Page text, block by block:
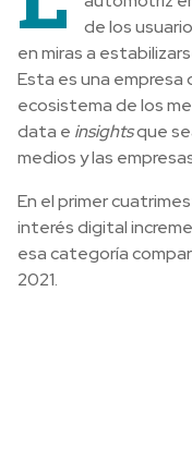
de los
en miras a
Esta es una empresa
ecosistema de los
data e insightsque
medios y las
En el primer
interés digital
esa categoría
2021.